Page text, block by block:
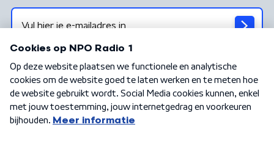
Algemene voorwaarden Privacybeleid